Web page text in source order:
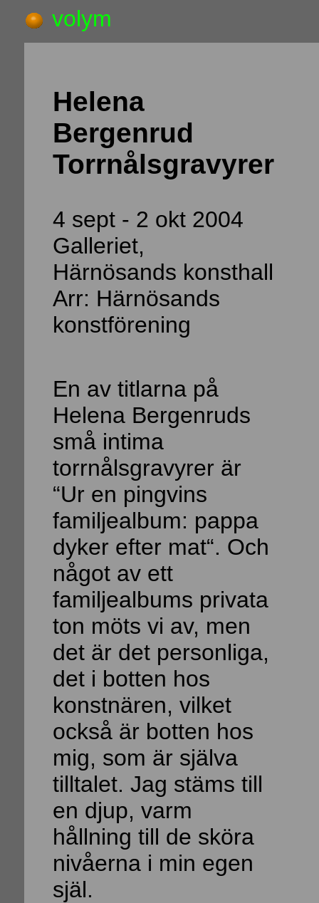
volym
Helena
Bergenrud
Torrnålsgravyrer
4 sept - 2 okt 2004
Galleriet,
Härnösands konsthall
Arr: Härnösands
konstförening
En av titlarna på
Helena Bergenruds
små intima
torrnålsgravyrer är
“Ur en pingvins
familjealbum: pappa
dyker efter mat“. Och
något av ett
familjealbums privata
ton möts vi av, men
det är det personliga,
det i botten hos
konstnären, vilket
också är botten hos
mig, som är själva
tilltalet. Jag stäms till
en djup, varm
hållning till de sköra
nivåerna i min egen
själ.